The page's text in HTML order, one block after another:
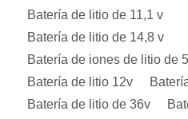
Batería de litio de 11,1 v
Batería de litio de 14,8 v
Batería de iones de litio de
Batería de litio 12v
Batería de litio de 36v